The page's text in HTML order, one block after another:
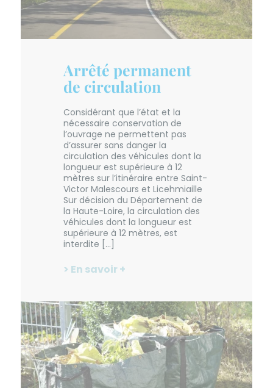
Arrêté permanent
de circulation
Considérant que l’état et la
nécessaire conservation de
l’ouvrage ne permettent pas
d’assurer sans danger la
circulation des véhicules dont la
longueur est supérieure à 12
mètres sur l’itinéraire entre Saint-
Victor Malescours et Licehmiaille
Sur décision du Département de
la Haute-Loire, la circulation des
véhicules dont la longueur est
supérieure à 12 mètres, est
interdite […]
> En savoir +